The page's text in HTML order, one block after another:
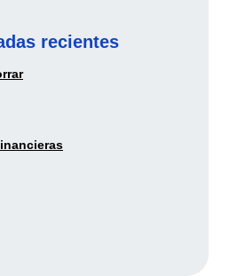
recientes